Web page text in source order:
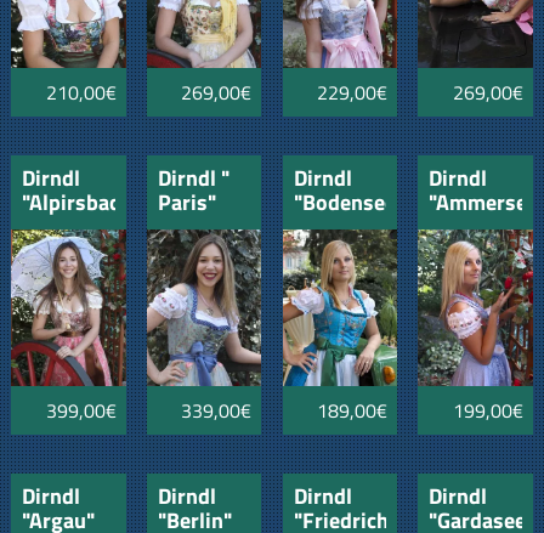
210,00€ 269,00€ 229,00€ 269,00€
Dirndl
"Alpirsbach"
mit
Schürze
399,00€
Dirndl "
Paris"
mit
Schürze
339,00€
Dirndl
"Bodensee"
mit
Schürze
189,00€
Dirndl
mit
Schürze
199,00€
Dirndl
"Argau"
Dirndl
"Berlin"
Dirndl
"Friedrichshafen"
Dirndl
"Gardasee"